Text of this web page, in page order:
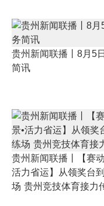
贵州新闻联播丨8月5
简讯
贵州新闻联播丨【赛
活力省运】从领奖台
场 贵州竞技体育接力